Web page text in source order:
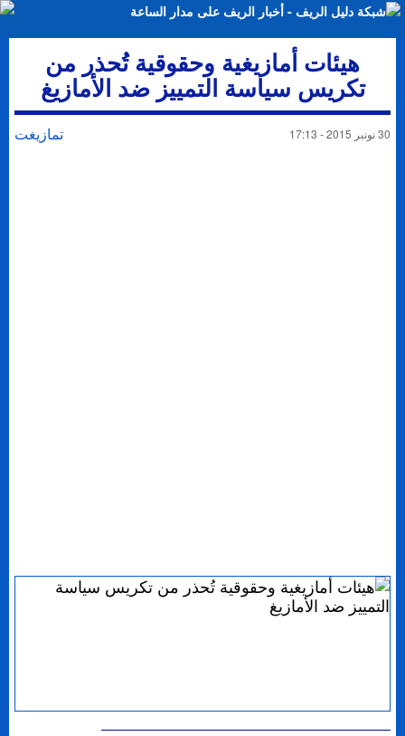
هيئات أمازيغية وحقوقية تُحذر من
تكريس سياسة التمييز ضد الأمازيغ
تمازيغت 30 نونبر 2015 - 17:13